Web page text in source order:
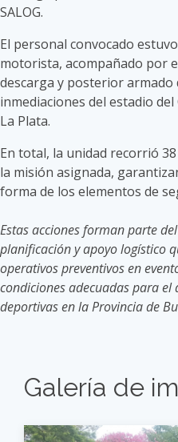
SALOG.
El personal convocado
motorista, acompañado por
descarga y posterior armado
inmediaciones del estadio
La Plata.
En total, la unidad recorrió
la misión asignada,
forma de los elementos de
Estas acciones forman parte
planificación y apoyo logístico
operativos preventivos en
condiciones adecuadas para
deportivas en la Provincia de
Galería de